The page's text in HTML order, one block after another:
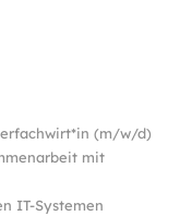
(m/w/d)
mit
IT-Systemen